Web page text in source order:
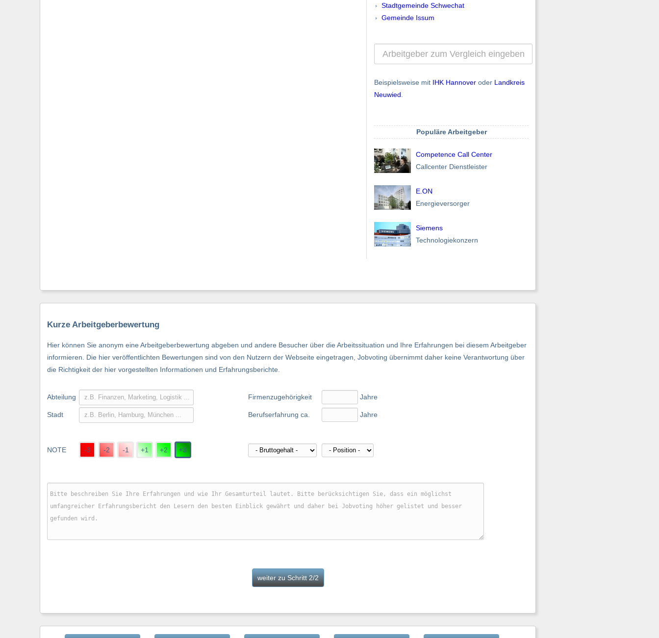
Stadtgemeinde Schwechat
Gemeinde Issum
Beispielsweise mit IHK Hannover oder Landkreis
Neuwied
Populäre Arbeitgeber
Competence Call Center
Callcenter Dienstleister
E.ON
Energieversorger
Siemens
Technologiekonzern
Kurze Arbeitgeberbewertung
Hier können Sie anonym eine Arbeitgeberbewertung abgeben und andere Besucher über die Arbeitssituation und Ihre Erfahrungen bei diesem Arbeitgeber
informieren. Die hier veröffentlichten Bewertungen sind von den Nutzern der Webseite eingetragen, Jobvoting übernimmt daher keine Verantwortung über
die Richtigkeit der hier vorgestellten Informationen und Erfahrungsberichte.
Abteilung
Stadt
NOTE -3 -2 -1 +1 +2 +3
Firmenzugehörigkeit
Berufserfahrung ca.
Jahre
Jahre